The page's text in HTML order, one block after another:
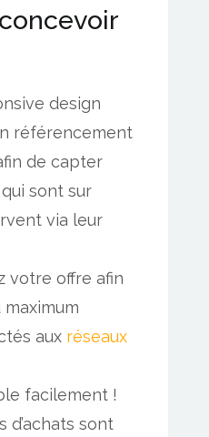
design
référencement
de capter
sont sur
via leur
votre offre afin
aux réseaux
facilement !
d’achats sont